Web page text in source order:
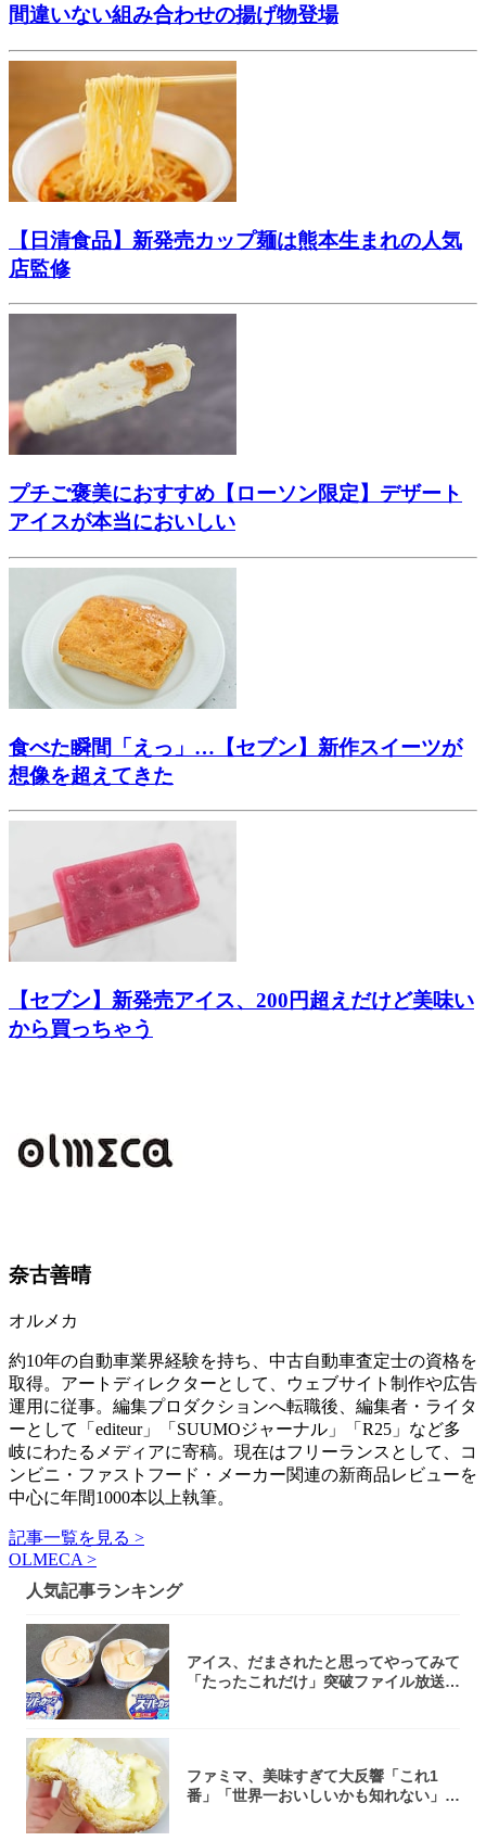
間違いない組み合わせの揚げ物登場
【日清食品】新発売カップ麺は熊本生まれの人気
店監修
プチご褒美におすすめ【ローソン限定】デザート
アイスが本当においしい
食べた瞬間「えっ」…【セブン】新作スイーツが
想像を超えてきた
【セブン】新発売アイス、200円超えだけど美味い
から買っちゃう
奈古善晴
オルメカ
約10年の自動車業界経験を持ち、中古自動車査定士の資格を
取得。アートディレクターとして、ウェブサイト制作や広告
運用に従事。編集プロダクションへ転職後、編集者・ライタ
ーとして「editeur」「SUUMOジャーナル」「R25」など多
岐にわたるメディアに寄稿。現在はフリーランスとして、コ
ンビニ・ファストフード・メーカー関連の新商品レビューを
中心に年間1000本以上執筆。
記事一覧を見る >
OLMECA >
人気記事ランキング
アイス、だまされたと思ってやってみて
「たったこれだけ」突破ファイル放送で
ファミマ、美味すぎて大反響「これ1
番」「世界一おいしいかも知れない」